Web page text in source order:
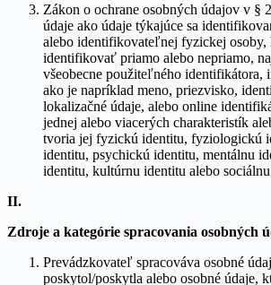
Zákon o ochrane osobných údajov v §
údaje ako údaje týkajúce sa
alebo identifikovateľnej fyzickej osoby,
identifikovať priamo alebo nepriamo,
všeobecne použiteľného identifikátora,
ako je napríklad meno, priezvisko,
lokalizačné údaje, alebo online
jednej alebo viacerých charakteristík
tvoria jej fyzickú identitu, fyziologickú
identitu, psychickú identitu, mentálnu
identitu, kultúrnu identitu alebo
II.
Zdroje a kategórie spracovania osobných
Prevádzkovateľ spracováva osobné
poskytol/poskytla alebo osobné údaje,